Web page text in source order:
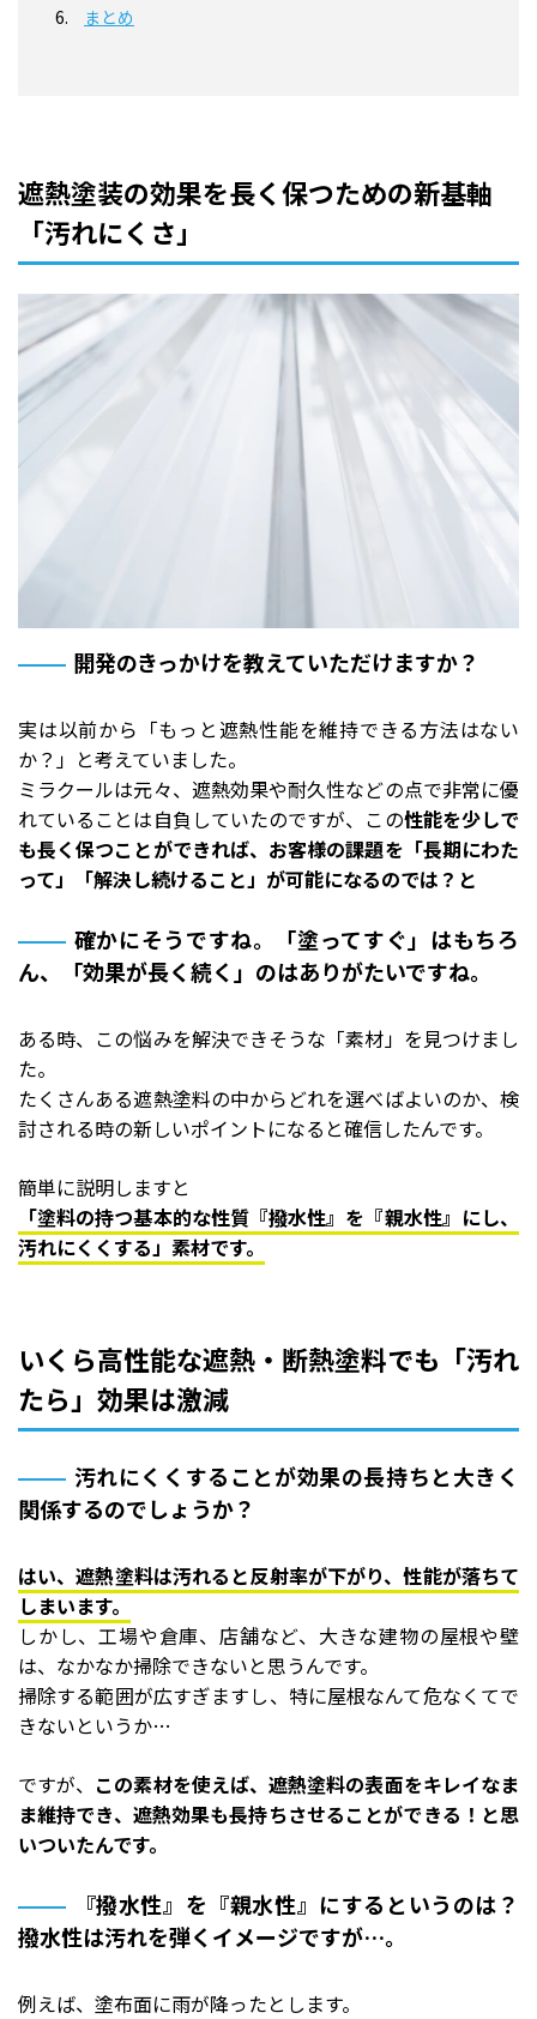
まとめ
遮熱塗装の効果を長く保つための新基軸
「汚れにくさ」
開発のきっかけを教えていただけますか？
実は以前から「もっと遮熱性能を維持できる方法はない
か？」と考えていました。
ミラクールは元々、遮熱効果や耐久性などの点で非常に優
れていることは自負していたのですが、この性能を少しで
も長く保つことができれば、お客様の課題を「長期にわた
って」「解決し続けること」が可能になるのでは？と
確かにそうですね。「塗ってすぐ」はもちろ
ん、「効果が長く続く」のはありがたいですね。
ある時、この悩みを解決できそうな「素材」を見つけまし
た。
たくさんある遮熱塗料の中からどれを選べばよいのか、検
討される時の新しいポイントになると確信したんです。
簡単に説明しますと
「塗料の持つ基本的な性質『撥水性』を『親水性』にし、
汚れにくくする」素材です。
いくら高性能な遮熱・断熱塗料でも「汚れ
たら」効果は激減
汚れにくくすることが効果の長持ちと大きく
関係するのでしょうか？
はい、遮熱塗料は汚れると反射率が下がり、性能が落ちて
しまいます。
しかし、工場や倉庫、店舗など、大きな建物の屋根や壁
は、なかなか掃除できないと思うんです。
掃除する範囲が広すぎますし、特に屋根なんて危なくてで
きないというか…
ですが、 この素材を使えば、遮熱塗料の表面をキレイなま
ま維持でき、遮熱効果も長持ちさせることができる！と思
いついたんです。
『撥水性』を『親水性』にするというのは？
撥水性は汚れを弾くイメージですが…。
例えば、塗布面に雨が降ったとします。